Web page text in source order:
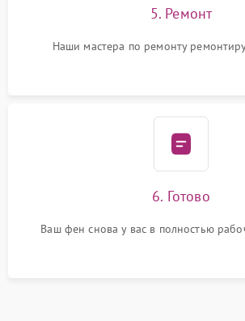
5. Ремонт
Наши мастера по ремонту
6. Готово
Ваш фен снова у вас в полностью